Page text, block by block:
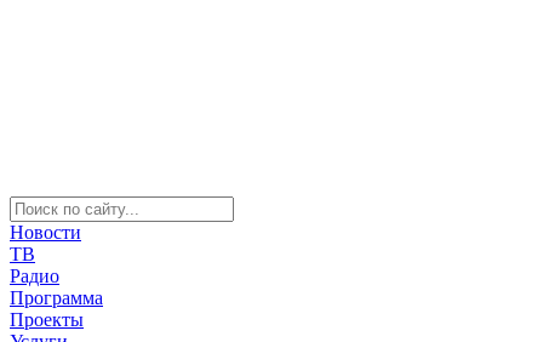
Новости
ТВ
Радио
Программа
Проекты